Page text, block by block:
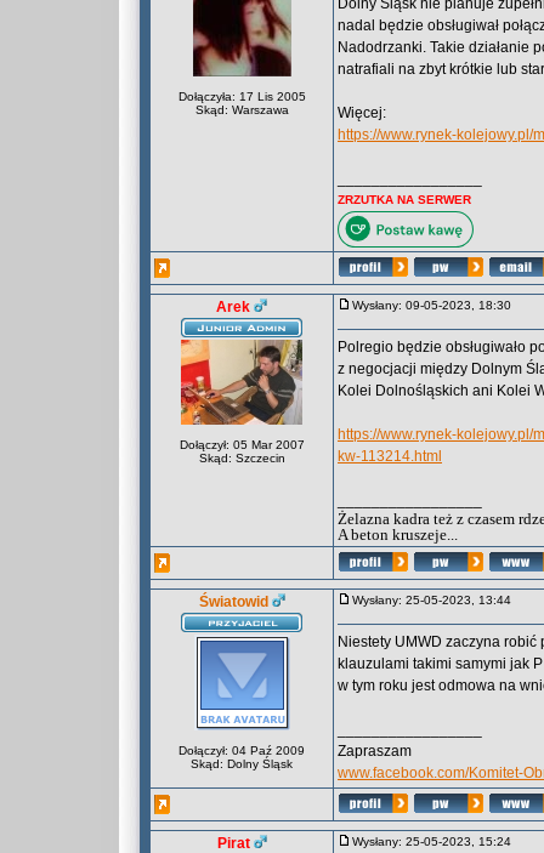
Dołączyła: 17 Lis 2005
Skąd: Warszawa
Dolny Śląsk nie planuje
nadal będzie obsługiwał
Nadodrzanki. Takie działanie
natrafiali na zbyt krótkie lub
Więcej:
https://www.rynek-
ZRZUTKA NA SERWER
Arek
Dołączył: 05 Mar 2007
Skąd: Szczecin
Wysłany: 09-05-2023, 18:30
Polregio będzie obsługiwało
z negocjacji między Dolnym
Kolei Dolnośląskich ani Kolei
https://www.rynek-
kw-113214.html
Żelazna kadra też z czasem
A beton kruszeje...
Światowid
Dołączył: 04 Paź 2009
Skąd: Dolny Śląsk
Wysłany: 25-05-2023, 13:44
Niestety UMWD zaczyna robić
klauzulami takimi samymi jak
w tym roku jest odmowa na
Zapraszam
www.facebook.com/Komitet-
Pirat Wysłany: 25-05-2023, 15:24